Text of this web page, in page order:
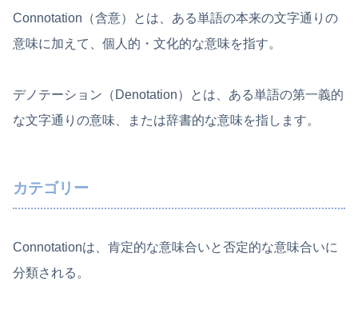
Connotation（含意）とは、ある単語の本来の文字通りの
意味に加えて、個人的・文化的な意味を指す。
デノテーション（Denotation）とは、ある単語の第一義的
な文字通りの意味、または辞書的な意味を指します。
カテゴリー
Connotationは、肯定的な意味合いと否定的な意味合いに
分類される。